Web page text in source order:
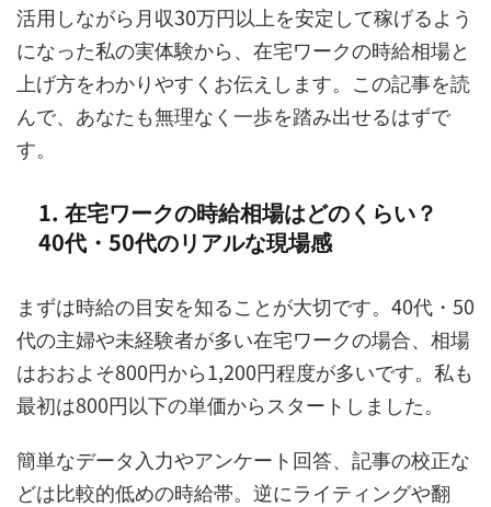
活用しながら月収30万円以上を安定して稼げるよう
になった私の実体験から、在宅ワークの時給相場と
上げ方をわかりやすくお伝えします。この記事を読
んで、あなたも無理なく一歩を踏み出せるはずで
す。
1. 在宅ワークの時給相場はどのくらい？
40代・50代のリアルな現場感
まずは時給の目安を知ることが大切です。40代・50
代の主婦や未経験者が多い在宅ワークの場合、相場
はおおよそ800円から1,200円程度が多いです。私も
最初は800円以下の単価からスタートしました。
簡単なデータ入力やアンケート回答、記事の校正な
どは比較的低めの時給帯。逆にライティングや翻